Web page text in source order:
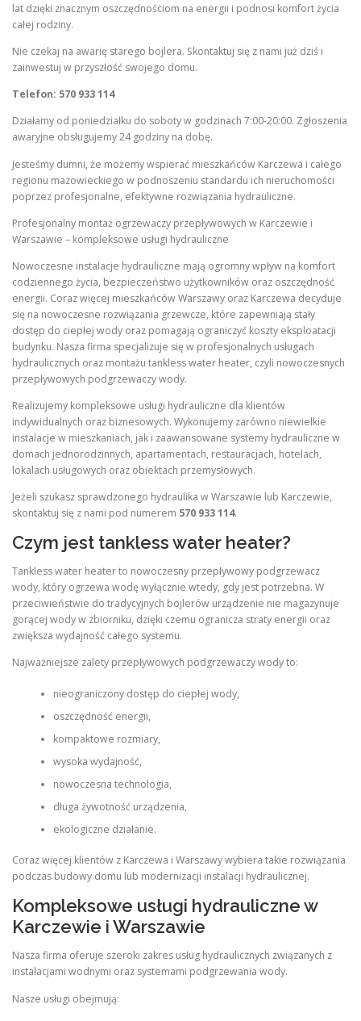
lat dzięki znacznym oszczędnościom na energii i podnosi komfort życia
całej rodziny.
Nie czekaj na awarię starego bojlera. Skontaktuj się z nami już dziś i
zainwestuj w przyszłość swojego domu.
Telefon: 570 933 114
Działamy od poniedziałku do soboty w godzinach 7:00-20:00. Zgłoszenia
awaryjne obsługujemy 24 godziny na dobę.
Jesteśmy dumni, że możemy wspierać mieszkańców Karczewa i całego
regionu mazowieckiego w podnoszeniu standardu ich nieruchomości
poprzez profesjonalne, efektywne rozwiązania hydrauliczne.
Profesjonalny montaż ogrzewaczy przepływowych w Karczewie i
Warszawie – kompleksowe usługi hydrauliczne
Nowoczesne instalacje hydrauliczne mają ogromny wpływ na komfort
codziennego życia, bezpieczeństwo użytkowników oraz oszczędność
energii. Coraz więcej mieszkańców Warszawy oraz Karczewa decyduje
się na nowoczesne rozwiązania grzewcze, które zapewniają stały
dostęp do ciepłej wody oraz pomagają ograniczyć koszty eksploatacji
budynku. Nasza firma specjalizuje się w profesjonalnych usługach
hydraulicznych oraz montażu tankless water heater, czyli nowoczesnych
przepływowych podgrzewaczy wody.
Realizujemy kompleksowe usługi hydrauliczne dla klientów
indywidualnych oraz biznesowych. Wykonujemy zarówno niewielkie
instalacje w mieszkaniach, jak i zaawansowane systemy hydrauliczne w
domach jednorodzinnych, apartamentach, restauracjach, hotelach,
lokalach usługowych oraz obiektach przemysłowych.
Jeżeli szukasz sprawdzonego hydraulika w Warszawie lub Karczewie,
skontaktuj się z nami pod numerem 570 933 114.
Czym jest tankless water heater?
Tankless water heater to nowoczesny przepływowy podgrzewacz
wody, który ogrzewa wodę wyłącznie wtedy, gdy jest potrzebna. W
przeciwieństwie do tradycyjnych bojlerów urządzenie nie magazynuje
gorącej wody w zbiorniku, dzięki czemu ogranicza straty energii oraz
zwiększa wydajność całego systemu.
Najważniejsze zalety przepływowych podgrzewaczy wody to:
nieograniczony dostęp do ciepłej wody,
oszczędność energii,
kompaktowe rozmiary,
wysoka wydajność,
nowoczesna technologia,
długa żywotność urządzenia,
ekologiczne działanie.
Coraz więcej klientów z Karczewa i Warszawy wybiera takie rozwiązania
podczas budowy domu lub modernizacji instalacji hydraulicznej.
Kompleksowe usługi hydrauliczne w
Karczewie i Warszawie
Nasza firma oferuje szeroki zakres usług hydraulicznych związanych z
instalacjami wodnymi oraz systemami podgrzewania wody.
Nasze usługi obejmują: